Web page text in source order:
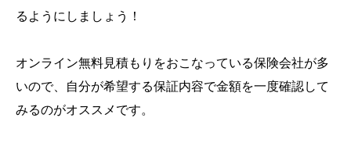
るようにしましょう！
オンライン無料見積もりをおこなっている保険会社が多
いので、自分が希望する保証内容で金額を一度確認して
みるのがオススメです。